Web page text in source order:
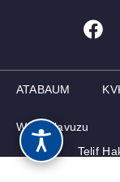
ATABAUM
Web Kılavuzu
Telif